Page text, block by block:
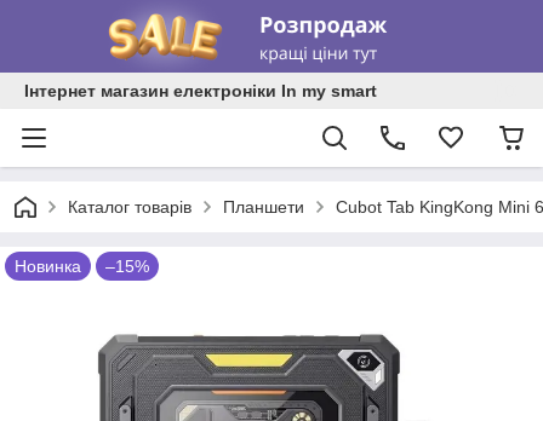
Інтернет магазин електроніки In my smart
Каталог товарів Планшети Cubot Tab KingKong Mini
Новинка –15%